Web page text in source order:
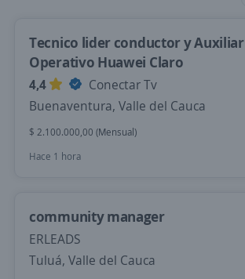
Tecnico lider conductor y Auxiliar
Operativo Huawei Claro
4,4
Conectar Tv
Buenaventura, Valle del Cauca
$ 2.100.000,00 (Mensual)
Hace 1 hora
community manager
ERLEADS
Tuluá, Valle del Cauca